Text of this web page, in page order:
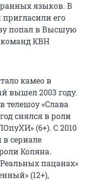
языков. В
его
попал в Высшую
команд КВН
камео в
вышел 2003 году.
телешоу «Слава
снялся в роли
(6+). С 2010
сериале
Коляна.
пацанах»
(12+),